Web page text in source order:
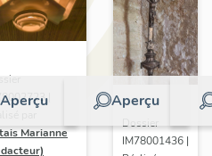
Aperçu|
Marianne
Aperçu
Dossier
IM78001436 |